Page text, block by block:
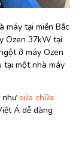
máy tại miền Bắc
Ozen 37kW tại
ở máy Ozen
tại một nhà máy
nhưsửa chữa
Á dễ dàng